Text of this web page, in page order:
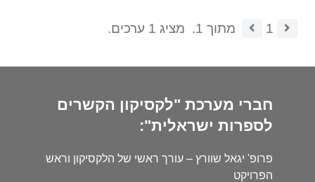
1 מתוך 1. מציג 1 ערכים.
חברי מערכת "לקסיקון הקשרים
לספרות ישראלית":
פרופ' יגאל שוורץ – עורך ראשי של הלקסיקון וראש
הפרויקט